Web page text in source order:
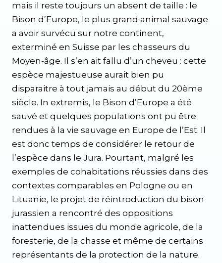
mais il reste toujours un absent de taille : le
Bison d’Europe, le plus grand animal sauvage
a avoir survécu sur notre continent,
exterminé en Suisse par les chasseurs du
Moyen-âge. Il s’en ait fallu d’un cheveu : cette
espèce majestueuse aurait bien pu
disparaitre à tout jamais au début du 20ème
siècle. In extremis, le Bison d’Europe a été
sauvé et quelques populations ont pu être
rendues à la vie sauvage en Europe de l’Est. Il
est donc temps de considérer le retour de
l’espèce dans le Jura. Pourtant, malgré les
exemples de cohabitations réussies dans des
contextes comparables en Pologne ou en
Lituanie, le projet de réintroduction du bison
jurassien a rencontré des oppositions
inattendues issues du monde agricole, de la
foresterie, de la chasse et même de certains
représentants de la protection de la nature.